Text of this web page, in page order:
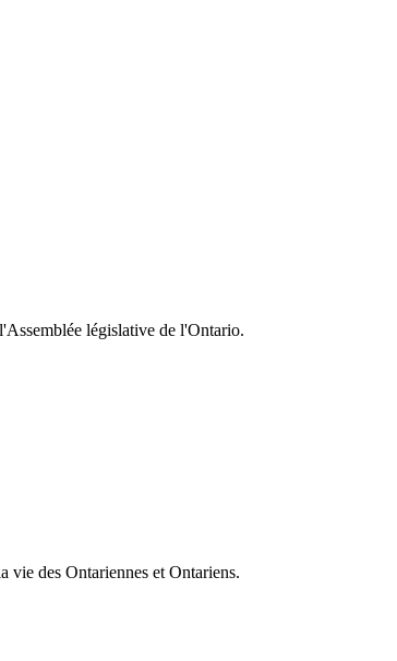
législative de l'Ontario.
vie des Ontariennes et Ontariens.